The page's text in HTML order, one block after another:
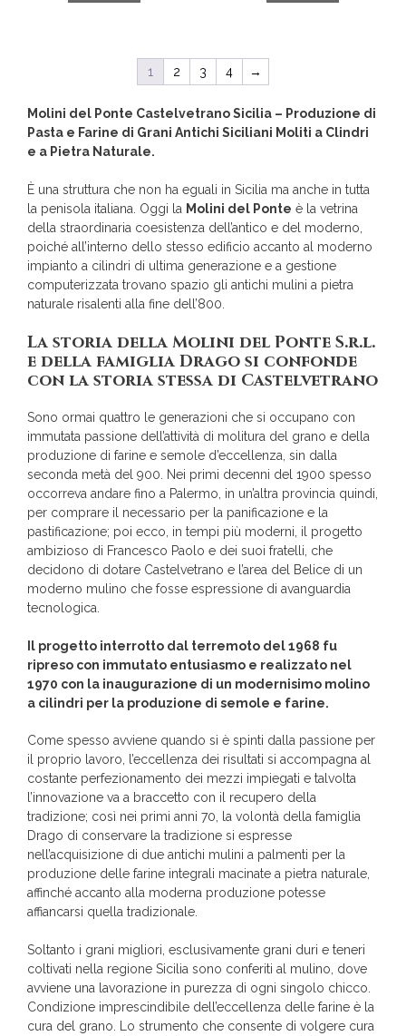
1 2 3 4 →
Molini del Ponte Castelvetrano Sicilia – Produzione di
Pasta e Farine di Grani Antichi Siciliani Moliti a Clindri
e a Pietra Naturale.
È una struttura che non ha eguali in Sicilia ma anche in tutta
la penisola italiana. Oggi la Molini del Ponte è la vetrina
della straordinaria coesistenza dell’antico e del moderno,
poiché all’interno dello stesso edificio accanto al moderno
impianto a cilindri di ultima generazione e a gestione
computerizzata trovano spazio gli antichi mulini a pietra
naturale risalenti alla fine dell’800.
La storia della Molini del Ponte S.r.l.
e della famiglia Drago si confonde
con la storia stessa di Castelvetrano
Sono ormai quattro le generazioni che si occupano con
immutata passione dell’attività di molitura del grano e della
produzione di farine e semole d’eccellenza, sin dalla
seconda metà del 900. Nei primi decenni del 1900 spesso
occorreva andare fino a Palermo, in un’altra provincia quindi,
per comprare il necessario per la panificazione e la
pastificazione; poi ecco, in tempi più moderni, il progetto
ambizioso di Francesco Paolo e dei suoi fratelli, che
decidono di dotare Castelvetrano e l’area del Belice di un
moderno mulino che fosse espressione di avanguardia
tecnologica.
Il progetto interrotto dal terremoto del 1968 fu
ripreso con immutato entusiasmo e realizzato nel
1970 con la inaugurazione di un modernisimo molino
a cilindri per la produzione di semole e farine.
Come spesso avviene quando si è spinti dalla passione per
il proprio lavoro, l’eccellenza dei risultati si accompagna al
costante perfezionamento dei mezzi impiegati e talvolta
l’innovazione va a braccetto con il recupero della
tradizione; così nei primi anni 70, la volontà della famiglia
Drago di conservare la tradizione si espresse
nell’acquisizione di due antichi mulini a palmenti per la
produzione delle farine integrali macinate a pietra naturale,
affinché accanto alla moderna produzione potesse
affiancarsi quella tradizionale.
Soltanto i grani migliori, esclusivamente grani duri e teneri
coltivati nella regione Sicilia sono conferiti al mulino, dove
avviene una lavorazione in purezza di ogni singolo chicco.
Condizione imprescindibile dell’eccellenza delle farine è la
cura del grano. Lo strumento che consente di volgere cura